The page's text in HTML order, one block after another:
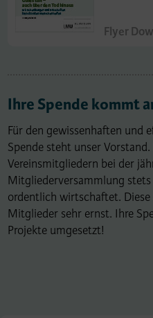
Flyer
Ihre Spende kommt
Für den gewissenhaften und
Spende steht unser
Vereinsmitgliedern bei der
Mitgliederversammlung
ordentlich wirtschaftet.
Mitglieder sehr ernst. Ihre
Projekte umgesetzt!